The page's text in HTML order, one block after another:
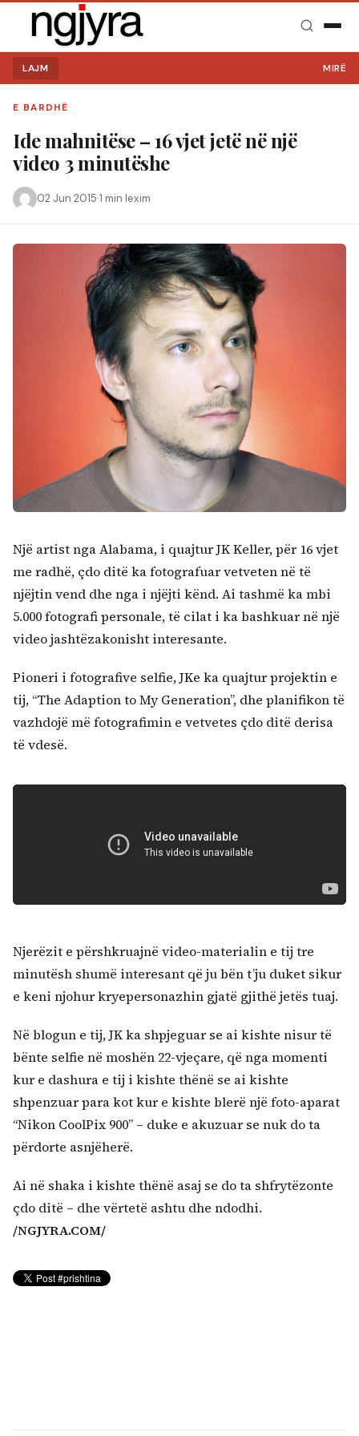
LAJM MIRË
E BARDHË
Ide mahnitëse – 16 vjet jetë në një
video 3 minutëshe
02 Jun 2015·1 min lexim
Një artist nga Alabama, i quajtur JK Keller, për 16 vjet
me radhë, çdo ditë ka fotografuar vetveten në të
njëjtin vend dhe nga i njëjti kënd. Ai tashmë ka mbi
5.000 fotografi personale, të cilat i ka bashkuar në një
video jashtëzakonisht interesante.
Pioneri i fotografive selfie, JKe ka quajtur projektin e
tij, “The Adaption to My Generation”, dhe planifikon të
vazhdojë më fotografimin e vetvetes çdo ditë derisa
të vdesë.
Njerëzit e përshkruajnë video-materialin e tij tre
minutësh shumë interesant që ju bën t’ju duket sikur
e keni njohur kryepersonazhin gjatë gjithë jetës tuaj.
Në blogun e tij, JK ka shpjeguar se ai kishte nisur të
bënte selfie në moshën 22-vjeçare, që nga momenti
kur e dashura e tij i kishte thënë se ai kishte
shpenzuar para kot kur e kishte blerë një foto-aparat
“Nikon CoolPix 900” – duke e akuzuar se nuk do ta
përdorte asnjëherë.
Ai në shaka i kishte thënë asaj se do ta shfrytëzonte
çdo ditë – dhe vërtetë ashtu dhe ndodhi.
/NGJYRA.COM/